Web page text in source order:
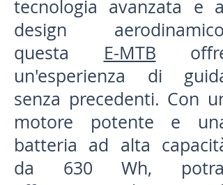
tecnologia avanzata e al
design aerodinamico,
questa E-MTB offre
un'esperienza di guida
senza precedenti. Con un
motore potente e una
batteria ad alta capacità
da 630 Wh, potrai